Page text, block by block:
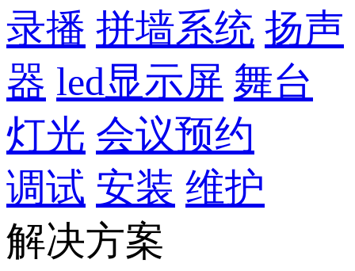
录播 拼墙系统 扬声
器 led显示屏 舞台
灯光 会议预约
调试 安装 维护
解决方案